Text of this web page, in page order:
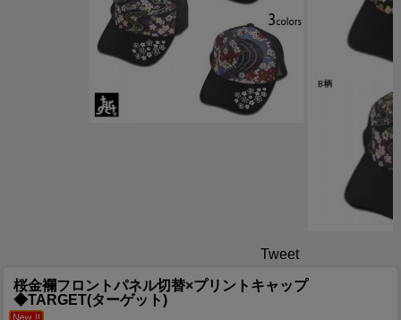
Tweet
桜金襴フロントパネル切替×プリントキャップ
◆TARGET(ターゲット)